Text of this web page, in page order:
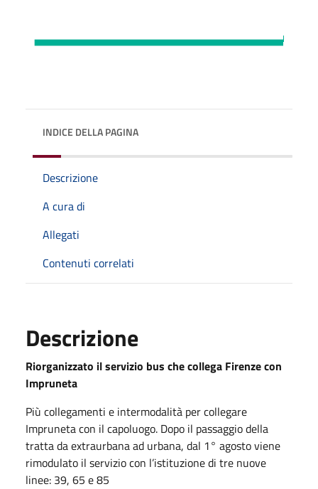
INDICE DELLA PAGINA
Descrizione
A cura di
Allegati
Contenuti correlati
Descrizione
Riorganizzato il servizio bus che collega Firenze con
Impruneta
Più collegamenti e intermodalità per collegare
Impruneta con il capoluogo. Dopo il passaggio della
tratta da extraurbana ad urbana, dal 1° agosto viene
rimodulato il servizio con l’istituzione di tre nuove
linee: 39, 65 e 85